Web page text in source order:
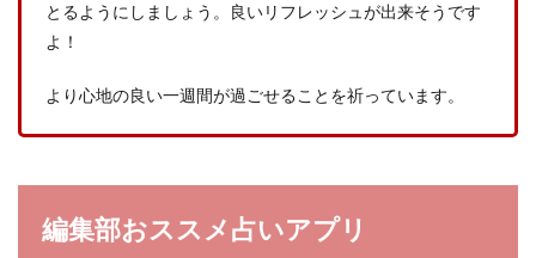
とるようにしましょう。良いリフレッシュが出来そうです
よ！
より心地の良い一週間が過ごせることを祈っています。
編集部おススメ占いアプリ